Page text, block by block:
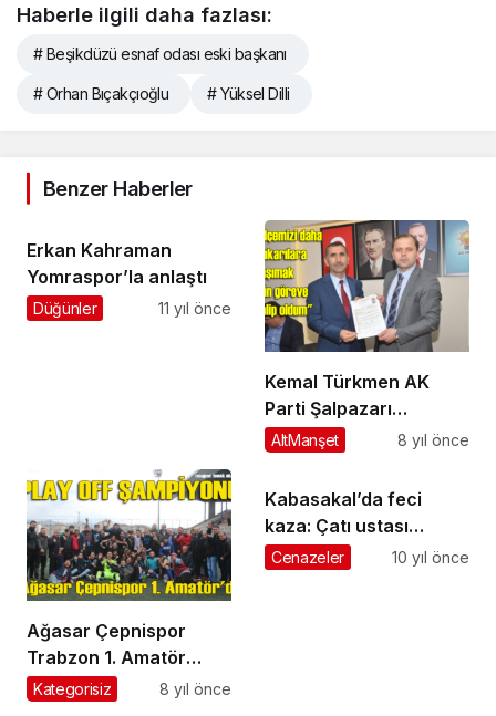
Haberle ilgili daha fazlası:
# Beşikdüzü esnaf odası eski başkanı
# Orhan Bıçakçıoğlu # Yüksel Dilli
Benzer Haberler
Erkan Kahraman
Yomraspor’la anlaştı
Düğünler 11 yıl önce
Kemal Türkmen AK
Parti Şalpazarı
Belediye Başkan Aday
AltManşet 8 yıl önce
Ağasar Çepnispor
Trabzon 1. Amatör
Küme’ye yükseldi
Kategorisiz 8 yıl önce
Kabasakal’da feci
kaza: Çatı ustası
hayatını kaybetti
Cenazeler 10 yıl önce